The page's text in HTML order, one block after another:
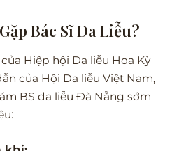
Bác Sĩ Da Liễu?
Hiệp hội Da liễu Hoa Kỳ
của Hội Da liễu Việt Nam,
BS da liễu Đà Nẵng sớm